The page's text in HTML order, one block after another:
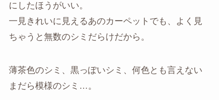
にしたほうがいい。
一見きれいに見えるあのカーペットでも、よく見
ちゃうと無数のシミだらけだから。
薄茶色のシミ、黒っぽいシミ、何色とも言えない
まだら模様のシミ…。